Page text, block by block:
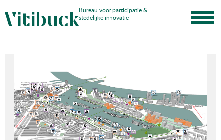
to
Bureau voor participatie &
stedelijke innovatie